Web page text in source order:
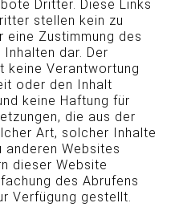
Dritter. Diese Links
stellen kein zu
eine Zustimmung des
dar. Der
keine Verantwortung
oder den Inhalt
keine Haftung für
die aus der
Art, solcher Inhalte
anderen Websites
dieser Website
des Abrufens
Verfügung gestellt.